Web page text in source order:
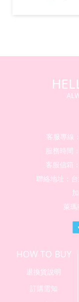
客服專線
服務時間
客服信箱
聯絡地址：
萊
HOW TO BUY
退換貨說明
訂購需知